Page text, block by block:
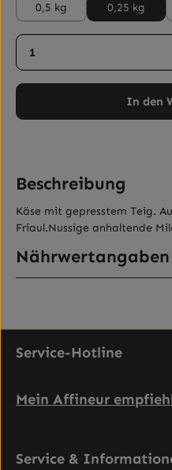
0,5 kg 0,25 kg
Produkt Anzahl: Gib
In den
Beschreibung
Käse mit gepresstem Teig.
Friaul.Nussige anhaltende
Nährwertangaben
Service-Hotline
Mein Affineur
Service &